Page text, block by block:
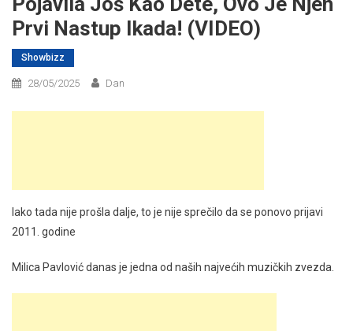
Prvi Nastup Ikada! (VIDEO)
Showbizz
28/05/2025 Dan
Iako tada nije prošla dalje, to je nije sprečilo da se ponovo prijavi
2011. godine
Milica Pavlović danas je jedna od naših najvećih muzičkih zvezda.